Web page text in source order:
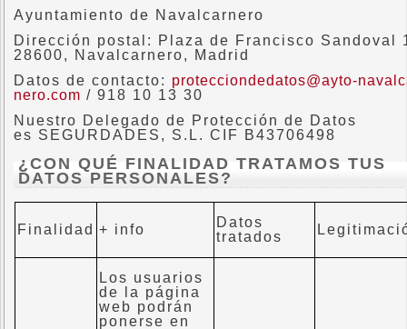
Ayuntamiento de Navalcarnero
Dirección postal: Plaza de Francisco Sandoval
28600, Navalcarnero, Madrid
Datos de contacto: protecciondedatos@ayto-
nero.com / 918 10 13 30
Nuestro Delegado de Protección de Datos
es SEGURDADES, S.L. CIF B43706498
¿CON QUÉ FINALIDAD TRATAMOS TUS
DATOS PERSONALES?
Finalidad + info
Datos
tratados
Los usuarios
de la página
web podrán
ponerse en